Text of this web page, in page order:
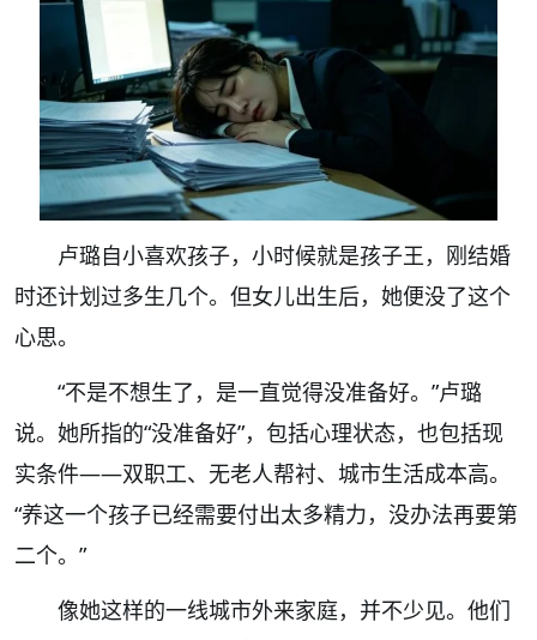
卢璐自小喜欢孩子，小时候就是孩子王，刚结婚
时还计划过多生几个。但女儿出生后，她便没了这个
心思。
“不是不想生了，是一直觉得没准备好。”卢璐
说。她所指的“没准备好”，包括心理状态，也包括现
实条件——双职工、无老人帮衬、城市生活成本高。
“养这一个孩子已经需要付出太多精力，没办法再要第
二个。”
像她这样的一线城市外来家庭，并不少见。他们